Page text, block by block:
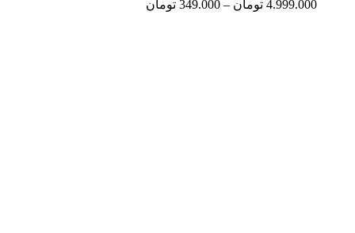
4.999.000 تومان –
349.000 تومان